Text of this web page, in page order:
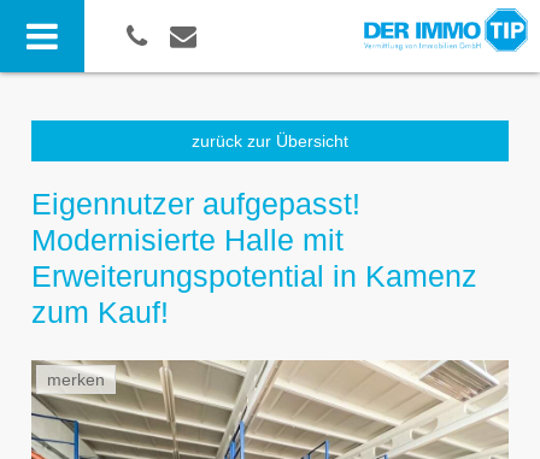
zurück zur Übersicht
Eigennutzer aufgepasst!
Modernisierte Halle mit
Erweiterungspotential in Kamenz
zum Kauf!
merken